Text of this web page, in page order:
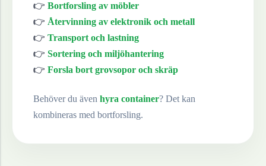
👉 Bortforsling av möbler
👉 Återvinning av elektronik och metall
👉 Transport och lastning
👉 Sortering och miljöhantering
👉 Forsla bort grovsopor och skräp
Behöver du även hyra container? Det kan
kombineras med bortforsling.